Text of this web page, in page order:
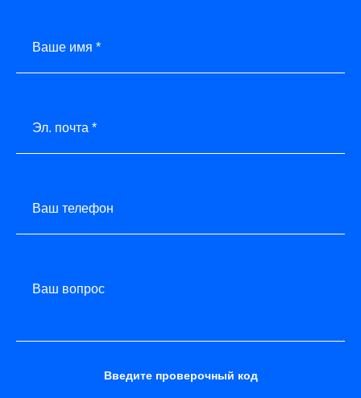
Ваше имя *
Эл. почта *
Ваш телефон
Ваш вопрос
Введите проверочный код